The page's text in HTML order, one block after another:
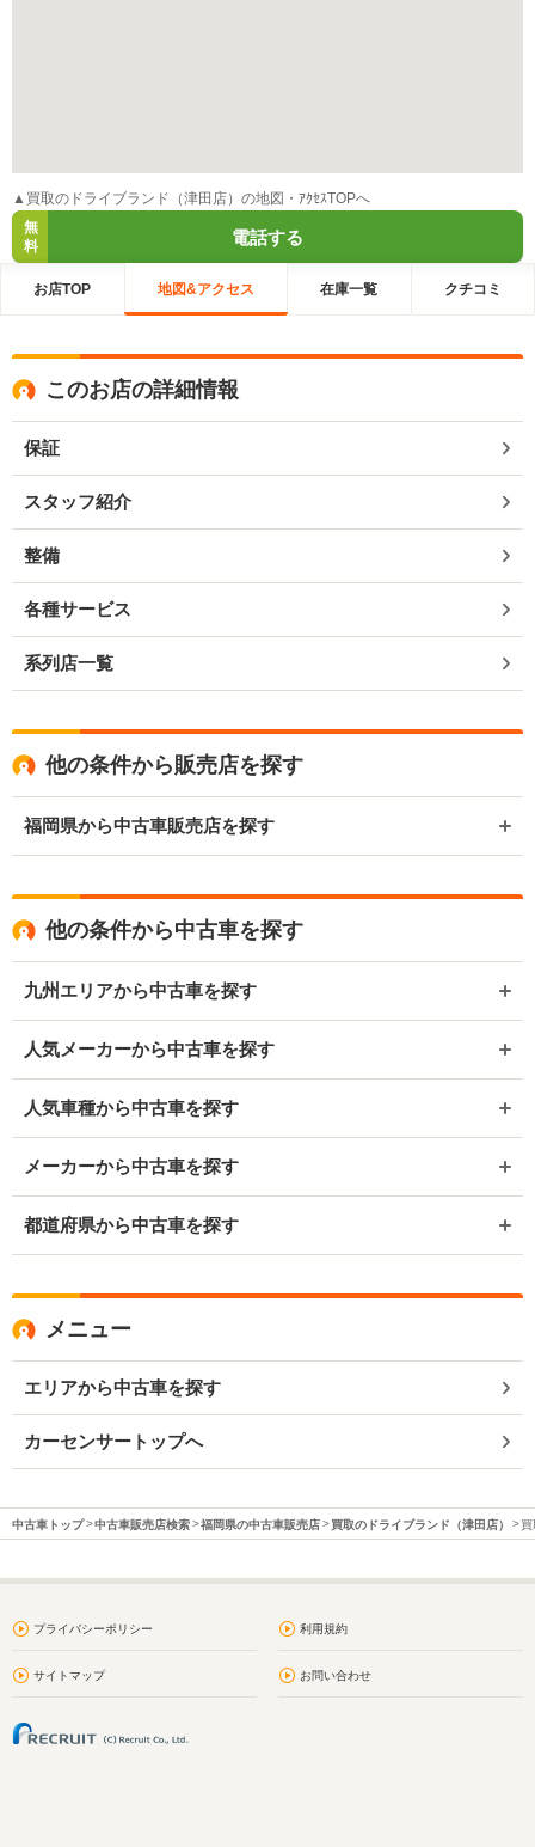
▲買取のドライブランド（津田店）の地図・ｱｸｾｽTOPへ
無
料
電話する
お店TOP 地図&アクセス 在庫一覧 クチコミ
このお店の詳細情報
保証
スタッフ紹介
整備
各種サービス
系列店一覧
他の条件から販売店を探す
福岡県から中古車販売店を探す
他の条件から中古車を探す
九州エリアから中古車を探す
人気メーカーから中古車を探す
人気車種から中古車を探す
メーカーから中古車を探す
都道府県から中古車を探す
メニュー
エリアから中古車を探す
カーセンサートップへ
中古車トップ 中古車販売店検索 福岡県の中古車販売店 買取のドライブランド（津田店）
プライバシーポリシー 利用規約
サイトマップ お問い合わせ